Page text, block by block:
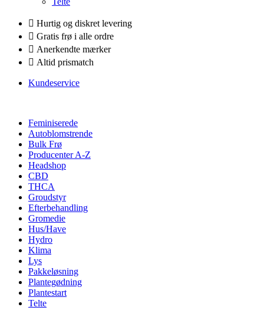
Hurtig og diskret levering
Gratis frø i alle ordre
Anerkendte mærker
Altid prismatch
Kundeservice
Feminiserede
Autoblomstrende
Bulk Frø
Producenter A-Z
Headshop
CBD
THCA
Groudstyr
Efterbehandling
Gromedie
Hus/Have
Hydro
Klima
Lys
Pakkeløsning
Plantegødning
Plantestart
Telte